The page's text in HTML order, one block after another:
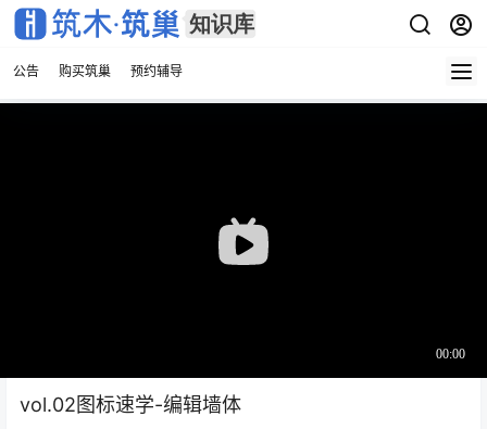
公告 购买筑巢 预约辅导
vol.02图标速学-编辑墙体